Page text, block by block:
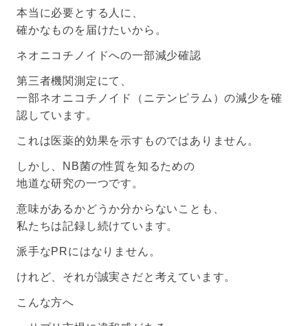
本当に必要とする人に、
確かなものを届けたいから。
ネオニコチノイドへの一部減少確認
第三者機関測定にて、
一部ネオニコチノイド（ニテンピラム）の減少を確
認しています。
これは医薬的効果を示すものではありません。
しかし、NB菌の性質を知るための
地道な研究の一つです。
意味があるかどうか分からないことも、
私たちは記録し続けています。
派手なPRにはなりません。
けれど、それが誠実さだと考えています。
こんな方へ